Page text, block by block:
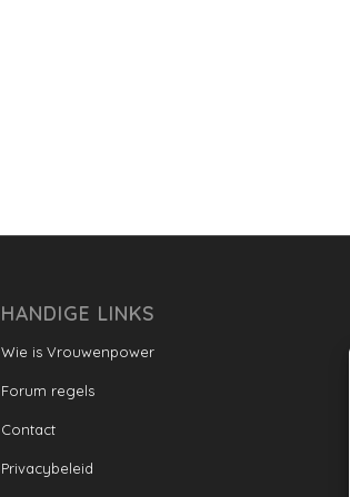
HANDIGE LINKS
Wie is Vrouwenpower
Forum regels
Contact
Privacybeleid